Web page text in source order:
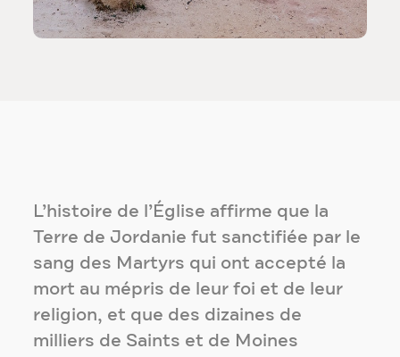
L’histoire de l’Église affirme que la
Terre de Jordanie fut sanctifiée par le
sang des Martyrs qui ont accepté la
mort au mépris de leur foi et de leur
religion, et que des dizaines de
milliers de Saints et de Moines